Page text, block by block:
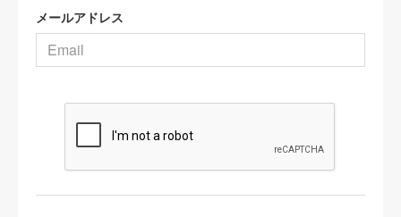
メールアドレス